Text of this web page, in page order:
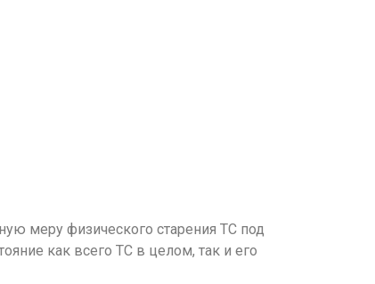
меру физического старения ТС под
как всего ТС в целом, так и его